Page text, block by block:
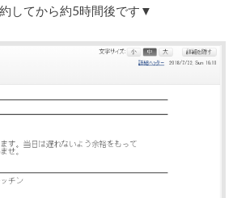
してから約5時間後です▼